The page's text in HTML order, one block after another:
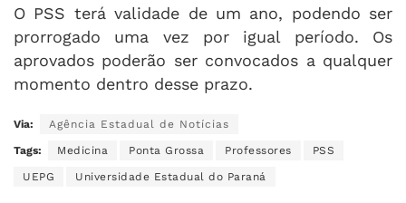
O PSS terá validade de um ano, podendo ser
prorrogado uma vez por igual período. Os
aprovados poderão ser convocados a qualquer
momento dentro desse prazo.
Via: Agência Estadual de Notícias
Tags: Medicina Ponta Grossa Professores PSS
UEPG Universidade Estadual do Paraná